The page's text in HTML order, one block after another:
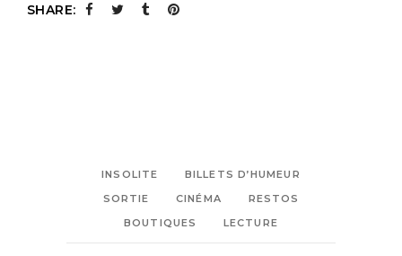
SHARE:
INSOLITE
BILLETS D’HUMEUR
SORTIE
CINÉMA
RESTOS
BOUTIQUES
LECTURE